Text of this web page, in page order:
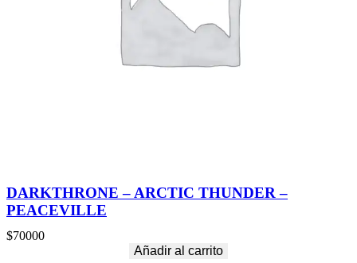
DARKTHRONE – ARCTIC THUNDER –
PEACEVILLE
$70000
Añadir al carrito